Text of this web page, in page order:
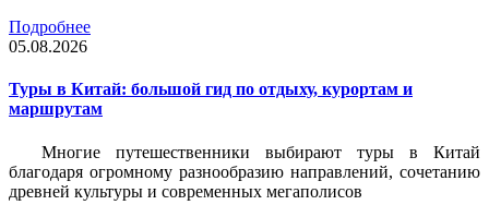
Подробнее
05.08.2026
Туры в Китай: большой гид по отдыху, курортам и
маршрутам
Многие путешественники выбирают туры в Китай
благодаря огромному разнообразию направлений, сочетанию
древней культуры и современных мегаполисов